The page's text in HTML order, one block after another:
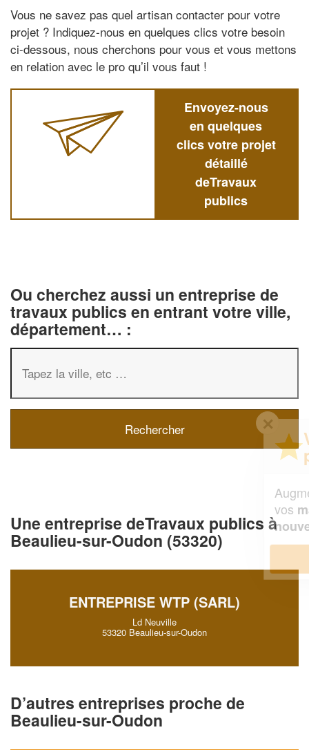
Vous ne savez pas quel artisan contacter pour votre
projet ? Indiquez-nous en quelques clics votre besoin
ci-dessous, nous cherchons pour vous et vous mettons
en relation avec le pro qu’il vous faut !
Envoyez-nous
en quelques
clics votre projet
détaillé
deTravaux
publics
Ou cherchez aussi un entreprise de
travaux publics en entrant votre ville,
département… :
Une entreprise deTravaux publics à
Beaulieu-sur-Oudon (53320)
ENTREPRISE WTP (SARL)
Ld Neuville
53320 Beaulieu-sur-Oudon
D’autres entreprises proche de
Beaulieu-sur-Oudon
Vous êtes un
professionnel ?
chiffre d'affaireset
nouveaux clients!